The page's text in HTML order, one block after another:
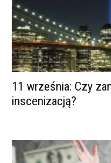
11 września: Czy
inscenizacją?